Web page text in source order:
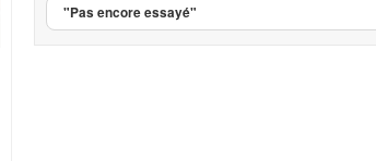
"Pas encore essayé"